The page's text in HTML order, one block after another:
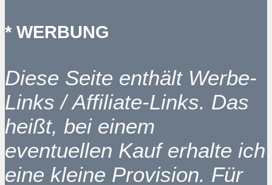
* WERBUNG
Diese Seite enthält Werbe-
Links / Affiliate-Links. Das
heißt, bei einem
eventuellen Kauf erhalte ich
eine kleine Provision. Für